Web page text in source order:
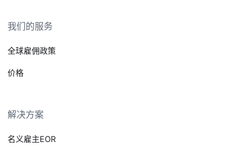
我们的服务
全球雇佣政策
价格
解决方案
名义雇主EOR